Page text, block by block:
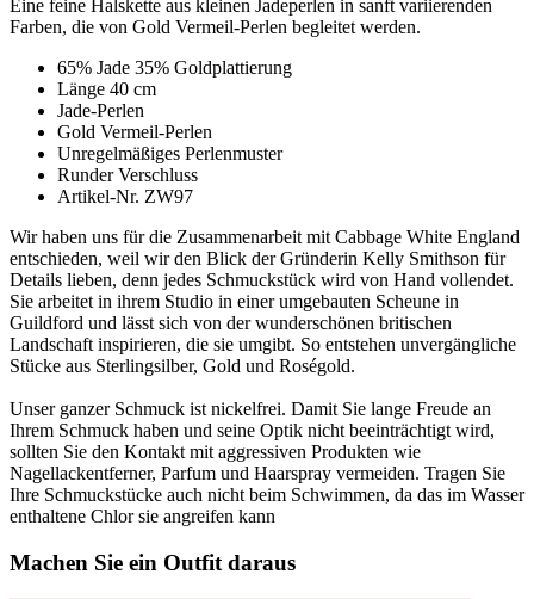
Eine feine Halskette aus kleinen Jadeperlen in sanft variierenden
Farben, die von Gold Vermeil-Perlen begleitet werden.
65% Jade 35% Goldplattierung
Länge 40 cm
Jade-Perlen
Gold Vermeil-Perlen
Unregelmäßiges Perlenmuster
Runder Verschluss
Artikel-Nr. ZW97
Wir haben uns für die Zusammenarbeit mit Cabbage White England
entschieden, weil wir den Blick der Gründerin Kelly Smithson für
Details lieben, denn jedes Schmuckstück wird von Hand vollendet.
Sie arbeitet in ihrem Studio in einer umgebauten Scheune in
Guildford und lässt sich von der wunderschönen britischen
Landschaft inspirieren, die sie umgibt. So entstehen unvergängliche
Stücke aus Sterlingsilber, Gold und Roségold.
Unser ganzer Schmuck ist nickelfrei. Damit Sie lange Freude an
Ihrem Schmuck haben und seine Optik nicht beeinträchtigt wird,
sollten Sie den Kontakt mit aggressiven Produkten wie
Nagellackentferner, Parfum und Haarspray vermeiden. Tragen Sie
Ihre Schmuckstücke auch nicht beim Schwimmen, da das im Wasser
enthaltene Chlor sie angreifen kann
Machen Sie ein Outfit daraus